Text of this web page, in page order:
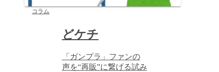
コラム
どケチ
「ガンプラ」ファンの
声を“再販”に繋げる試み